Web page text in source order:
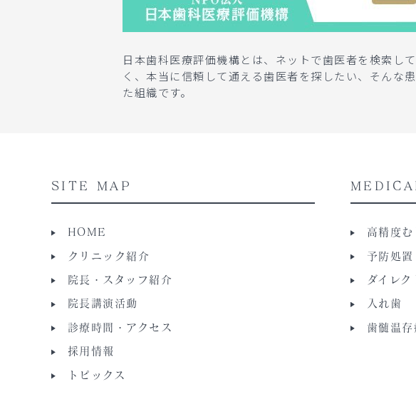
日本歯科医療評価機構とは、ネットで歯医者を検索し
く、本当に信頼して通える歯医者を探したい、そんな
た組織です。
SITE MAP
HOME
クリニック紹介
院長・スタッフ紹介
院長講演活動
診療時間・アクセス
採用情報
トピックス
高精度む
予防処置
ダイレク
入れ歯
歯髄温存